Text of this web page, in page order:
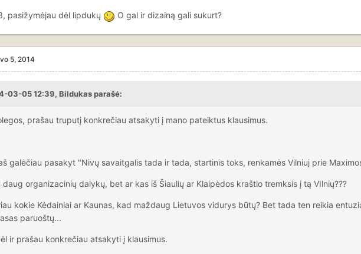
pasižymėjau dėl lipdukų O gal ir dizainą gali sukurt?
5, 2014
03-05 12:39, Bildukas parašė:
prašau truputį konkrečiau atsakyti į mano pateiktus klausimus.
galėčiau pasakyt "Nivų savaitgalis tada ir tada, startinis toks, renkamės Vilniuj prie
daug organizacinių dalykų, bet ar kas iš Šiaulių ar Klaipėdos kraštio tremksis į tą VIlnių???
kokie Kėdainiai ar Kaunas, kad maždaug Lietuvos vidurys būtų? Bet tada ten reikia
paruoštų...
ir prašau konkrečiau atsakyti į klausimus.